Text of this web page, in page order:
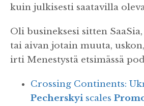
kuin julkisesti saatavilla
Oli busineksesi sitten
tai aivan jotain muuta,
irti Menestystä etsimässä
Crossing Continents:
Pecherskyiscales